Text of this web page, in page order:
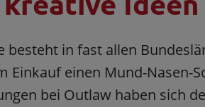
besteht in fast allen
Einkauf einen Mund-Nasen-
bei Outlaw haben sich